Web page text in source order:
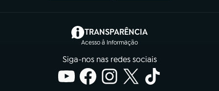
TRANSPARÊNCIA
Acesso à Informação
(abre em nova aba)
Siga-nos nas redes sociais